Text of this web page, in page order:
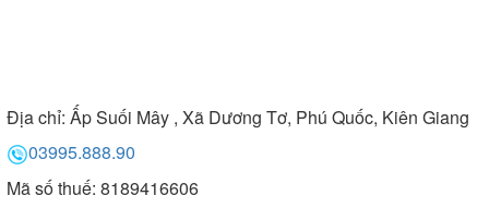
Địa chỉ: Ấp Suối Mây , Xã Dương Tơ, Phú Quốc, Kiên Giang
03995.888.90
Mã số thuế: 8189416606